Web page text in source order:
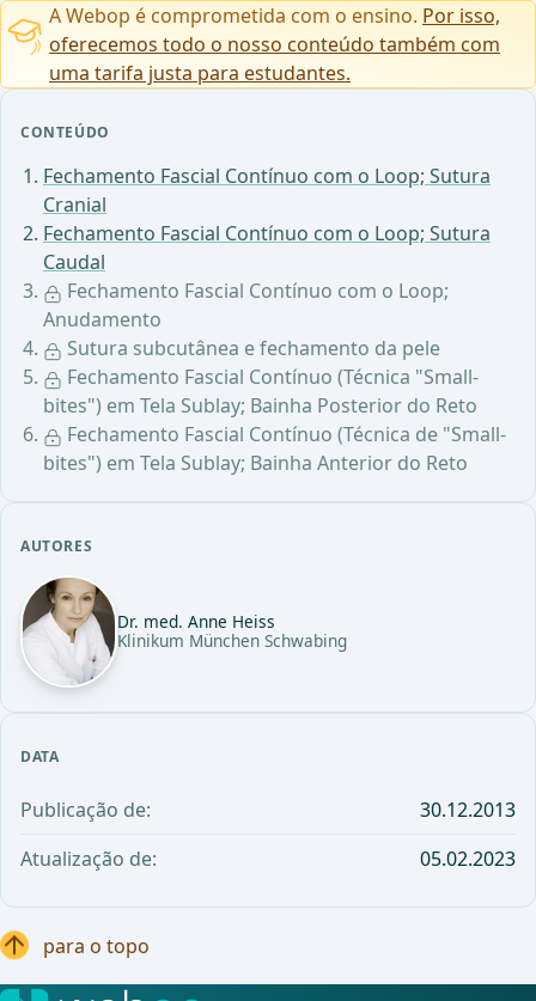
CONTEÚDO
Fechamento Fascial Contínuo com o Loop; Sutura
Cranial
Fechamento Fascial Contínuo com o Loop; Sutura
Caudal
Fechamento Fascial Contínuo com o Loop;
Anudamento
Sutura subcutânea e fechamento da pele
Fechamento Fascial Contínuo (Técnica "Small-
bites") em Tela Sublay; Bainha Posterior do Reto
Fechamento Fascial Contínuo (Técnica de "Small-
bites") em Tela Sublay; Bainha Anterior do Reto
AUTORES
Dr. med. Anne Heiss
Klinikum München Schwabing
DATA
Publicação de:
30.12.2013
Atualização de:
05.02.2023
A Webop é comprometida com o ensino. Por isso,
oferecemos todo o nosso conteúdo também com
uma tarifa justa para estudantes.
para o topo